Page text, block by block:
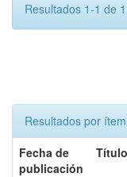
Resultados 1-1 de
Resultados por
Fecha de
publicación
Título